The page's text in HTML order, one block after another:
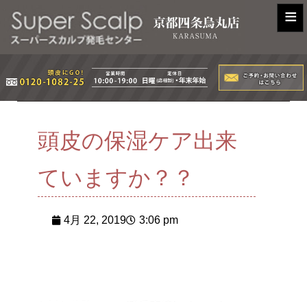
≡
頭皮の保湿ケア出来
ていますか？？
4月 22, 2019 3:06 pm